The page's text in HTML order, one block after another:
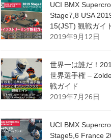
UCI BMX
Stage7,8 USA
15(JST) 観戦ガイ
2019年9月12日
世界一は誰だ！
世界選手権 –
戦ガイド
2019年7月26日
UCI BMX
Stage5,6 France